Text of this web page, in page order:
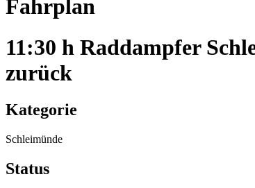
Fahrplan
11:30 h Raddampfer
zurück
Kategorie
Schleimünde
Status